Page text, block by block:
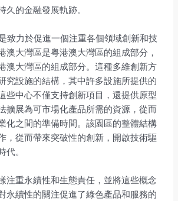
久的金融發展軌跡。
致力於促進一個注重各個領域創新和技
澳大灣區是粵港澳大灣區的組成部分，
澳大灣區的組成部分。這種多維創新方
究設施的結構，其中許多設施所提供的
些中心不僅支持創新項目，還提供原型
擴展為可市場化產品所需的資源，從而
化之間的準備時間。該園區的整體結構
，從而帶來突破性的創新，開啟技術驅
代。
注重永續性和生態責任，並將這些概念
永續性的關注促進了綠色產品和服務的